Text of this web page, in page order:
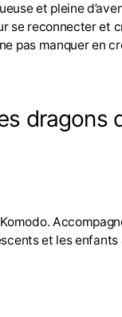
et pleine
reconnecter et
pas manquer en
dragons
et les